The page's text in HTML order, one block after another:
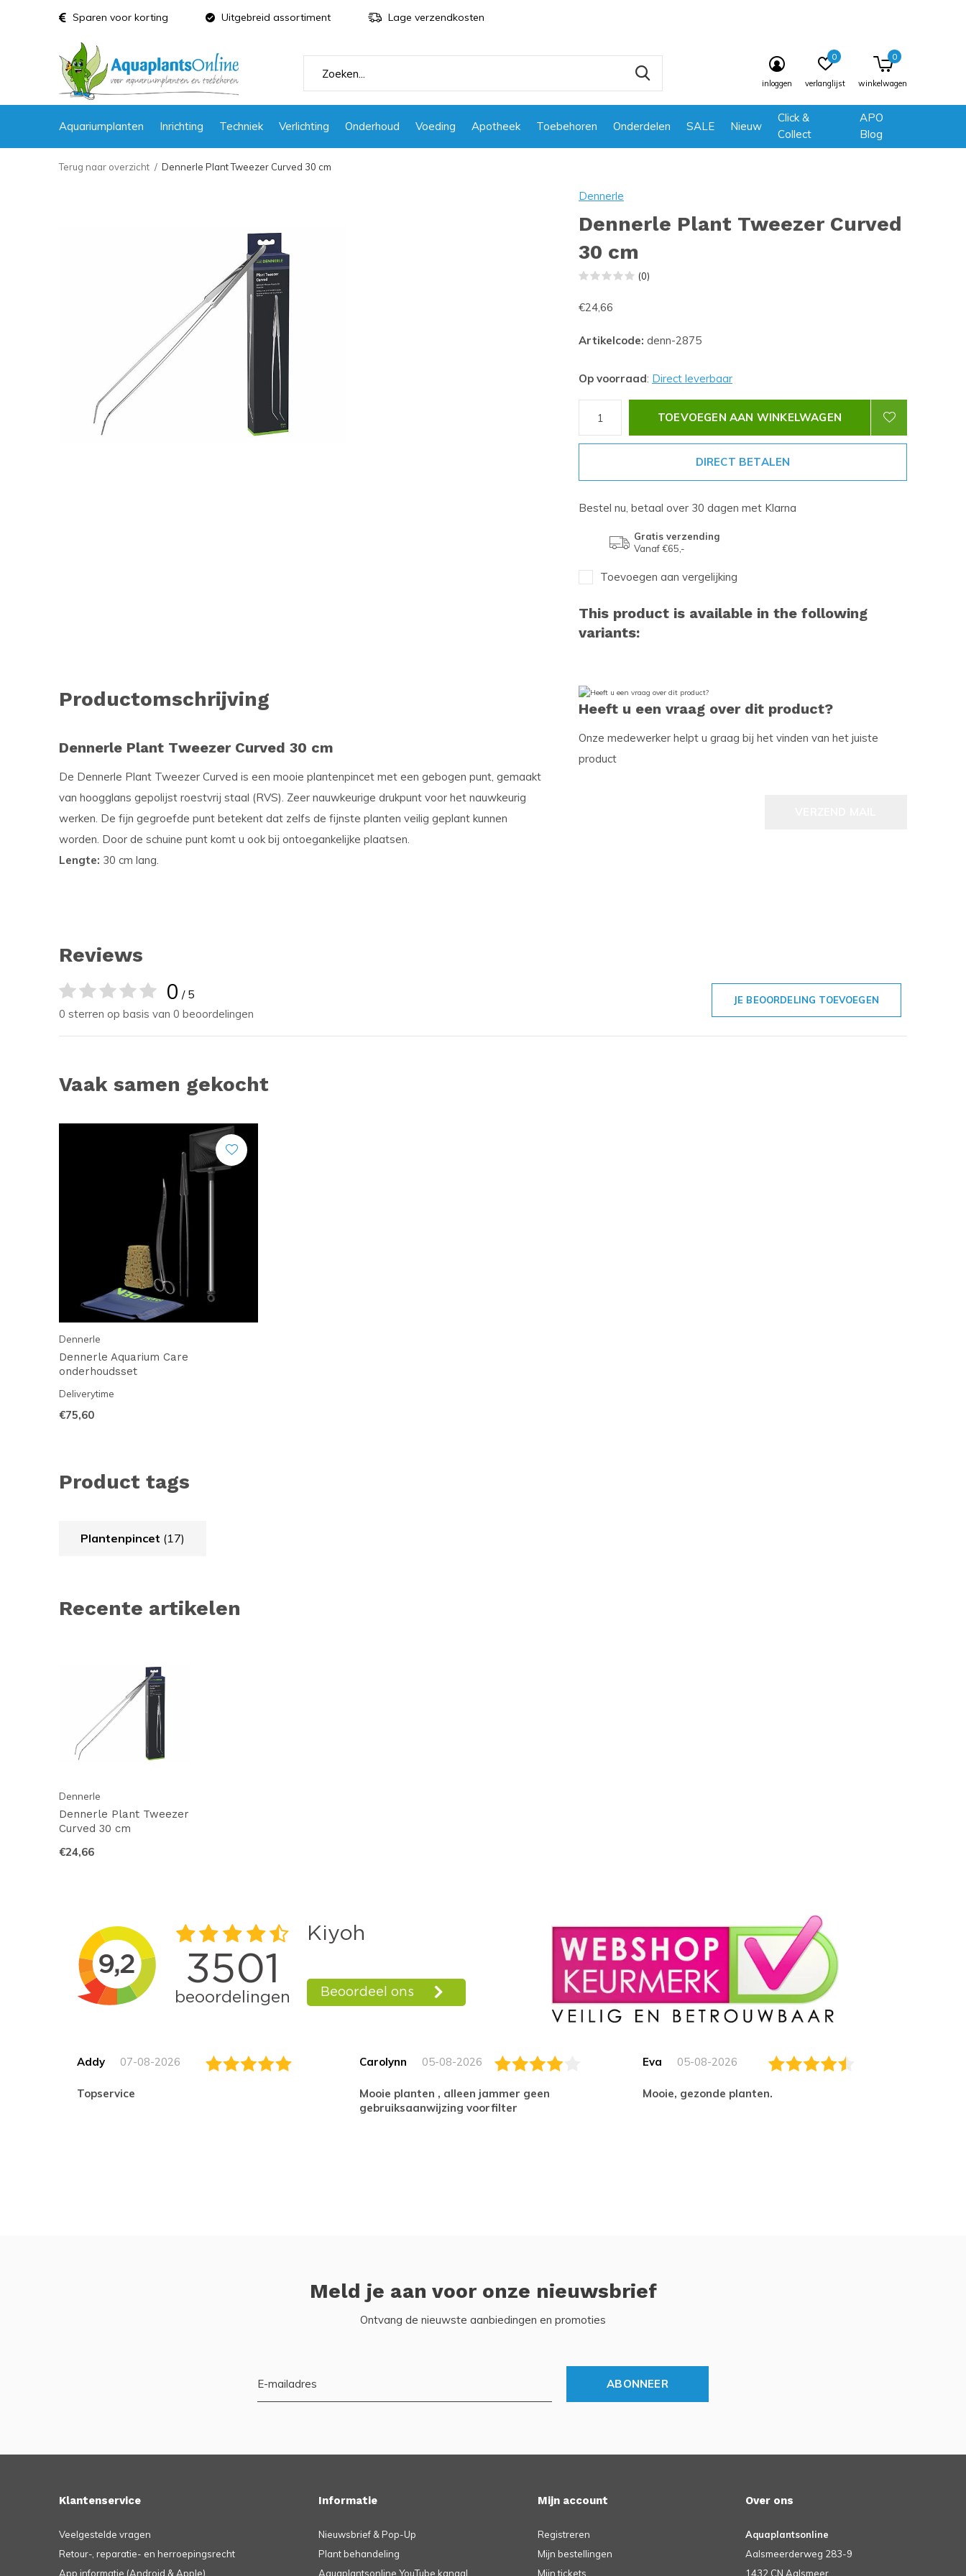
Aquariumplanten Inrichting Techniek Verlichting Onderhoud Voeding Apotheek Toebehoren Onderdelen SALE Nieuw
Click &
Collect
APO
Blog
inloggen verlanglijst
0
winkelwagen
0
Sparen voor korting Uitgebreid assortiment Lage verzendkosten
Terug naar overzicht Dennerle Plant Tweezer Curved 30 cm
Dennerle
Dennerle Plant Tweezer Curved
30 cm
(0)
€24,66
Artikelcode: denn-2875
Op voorraad: Direct leverbaar
TOEVOEGEN AAN WINKELWAGEN
DIRECT BETALEN
Bestel nu, betaal over 30 dagen met Klarna
Gratis verzending
Vanaf €65,-
Toevoegen aan vergelijking
This product is available in the following
variants:
Productomschrijving
Dennerle Plant Tweezer Curved 30 cm
De Dennerle Plant Tweezer Curved is een mooie plantenpincet met een gebogen punt, gemaakt
van hoogglans gepolijst roestvrij staal (RVS). Zeer nauwkeurige drukpunt voor het nauwkeurig
werken. De fijn gegroefde punt betekent dat zelfs de fijnste planten veilig geplant kunnen
worden. Door de schuine punt komt u ook bij ontoegankelijke plaatsen.
Lengte: 30 cm lang.
Heeft u een vraag over dit product?
Onze medewerker helpt u graag bij het vinden van het juiste
product
Reviews
0 / 5
0 sterren op basis van 0 beoordelingen
JE BEOORDELING TOEVOEGEN
Vaak samen gekocht
Dennerle
Dennerle Aquarium Care
onderhoudsset
Deliverytime
€75,60
Product tags
Plantenpincet (17)
Recente artikelen
Dennerle
Dennerle Plant Tweezer
Curved 30 cm
€24,66
Addy 07-08-2026
topservice
Carolynn 05-08-2026
Mooie planten , alleen jammer geen
gebruiksaanwijzing voorfilter
Eva 05-08-2026
Mooie, gezonde planten.
Meld je aan voor onze nieuwsbrief
Ontvang de nieuwste aanbiedingen en promoties
ABONNEER
Klantenservice
Veelgestelde vragen
Retour-, reparatie- en herroepingsrecht
App informatie (Android & Apple)
Informatie
Nieuwsbrief & Pop-Up
Plant behandeling
Aquaplantsonline YouTube kanaal
Mijn account
Registreren
Mijn bestellingen
Mijn tickets
Over ons
Aquaplantsonline
Aalsmeerderweg 283-9
1432 CN Aalsmeer